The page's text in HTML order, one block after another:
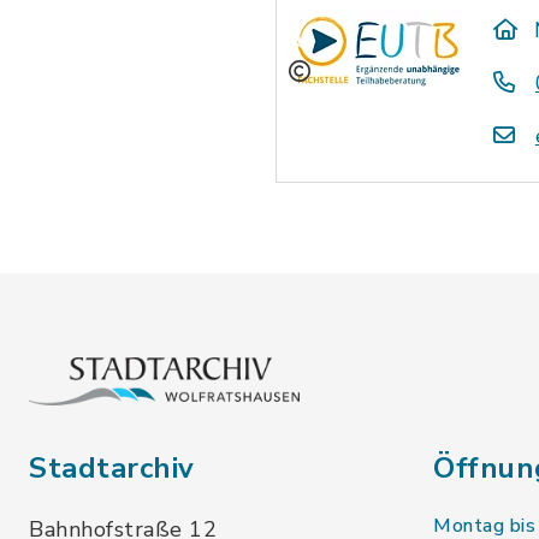
Stadtarchiv
Bahnhofstraße 12 Montag